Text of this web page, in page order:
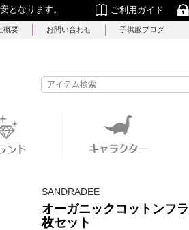
となります。 ご利用ガイド
概要 お問い合わせ 子供服ブログ
SANDRADEE
オーガニックコットンフ
枚セット